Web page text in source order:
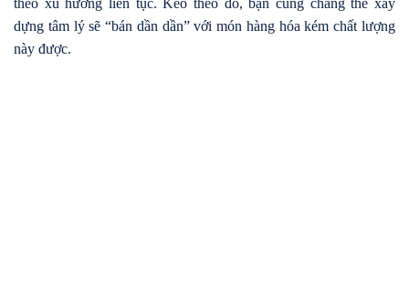
theo xu hướng liên tục. Kéo theo đó, bạn cũng chẳng thể xây
dựng tâm lý sẽ “bán dần dần” với món hàng hóa kém chất lượng
này được.